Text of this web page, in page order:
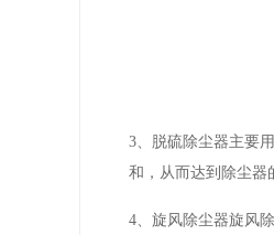
3、脱硫除尘器主要
和，从而达到除尘器
4、旋风除尘器旋风